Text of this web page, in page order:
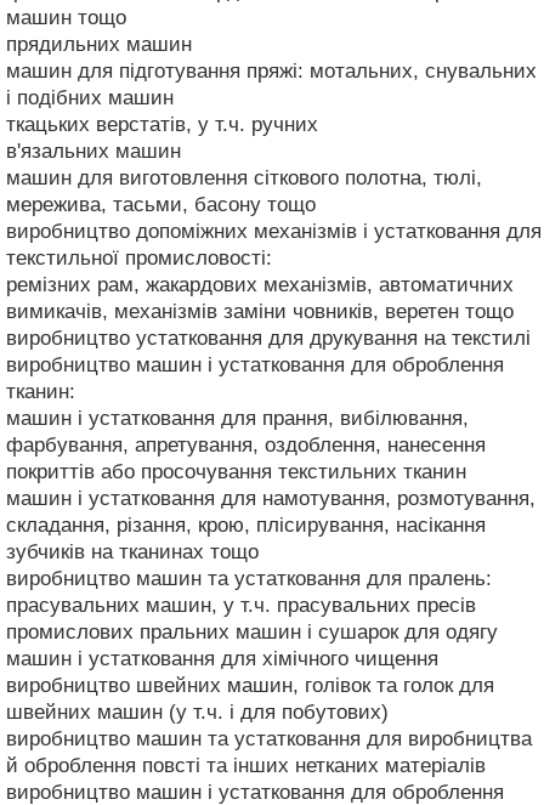
машин тощо
прядильних машин
машин для підготування пряжі: мотальних, снувальних
і подібних машин
ткацьких верстатів, у т.ч. ручних
в'язальних машин
машин для виготовлення сіткового полотна, тюлі,
мережива, тасьми, басону тощо
виробництво допоміжних механізмів і устатковання для
текстильної промисловості:
ремізних рам, жакардових механізмів, автоматичних
вимикачів, механізмів заміни човників, веретен тощо
виробництво устатковання для друкування на текстилі
виробництво машин і устатковання для оброблення
тканин:
машин і устатковання для прання, вибілювання,
фарбування, апретування, оздоблення, нанесення
покриттів або просочування текстильних тканин
машин і устатковання для намотування, розмотування,
складання, різання, крою, плісирування, насікання
зубчиків на тканинах тощо
виробництво машин та устатковання для пралень:
прасувальних машин, у т.ч. прасувальних пресів
промислових пральних машин і сушарок для одягу
машин і устатковання для хімічного чищення
виробництво швейних машин, голівок та голок для
швейних машин (у т.ч. і для побутових)
виробництво машин та устатковання для виробництва
й оброблення повсті та інших нетканих матеріалів
виробництво машин і устатковання для оброблення